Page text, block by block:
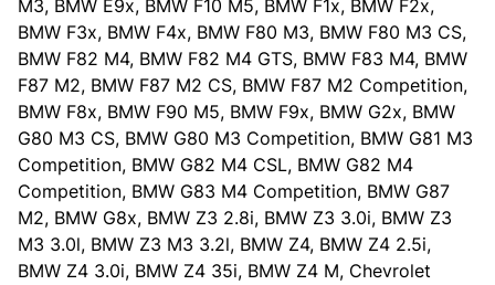
M3, BMW E9x, BMW F10 M5, BMW F1x, BMW F2x,
BMW F3x, BMW F4x, BMW F80 M3, BMW F80 M3 CS,
BMW F82 M4, BMW F82 M4 GTS, BMW F83 M4, BMW
F87 M2, BMW F87 M2 CS, BMW F87 M2 Competition,
BMW F8x, BMW F90 M5, BMW F9x, BMW G2x, BMW
G80 M3 CS, BMW G80 M3 Competition, BMW G81 M3
Competition, BMW G82 M4 CSL, BMW G82 M4
Competition, BMW G83 M4 Competition, BMW G87
M2, BMW G8x, BMW Z3 2.8i, BMW Z3 3.0i, BMW Z3
M3 3.0l, BMW Z3 M3 3.2l, BMW Z4, BMW Z4 2.5i,
BMW Z4 3.0i, BMW Z4 35i, BMW Z4 M, Chevrolet